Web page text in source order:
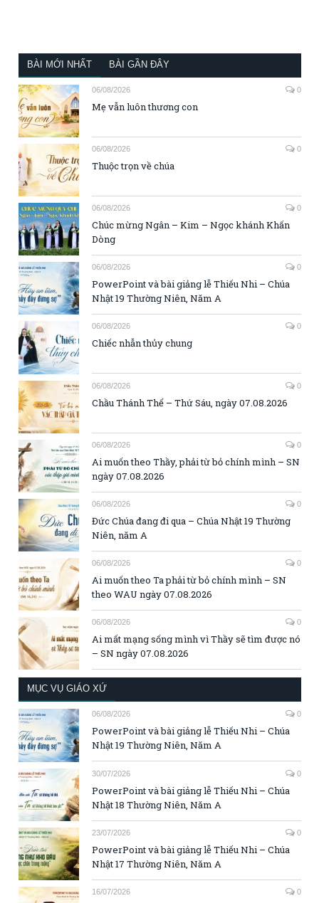
BÀI MỚI NHẤT BÀI GẦN ĐÂY
06/08/2026 0
Mẹ vẫn luôn thương con
06/08/2026 0
Thuộc trọn về chúa
06/08/2026 0
Chúc mừng Ngân – Kim – Ngọc khánh Khấn
Dòng
06/08/2026 0
PowerPoint và bài giảng lễ Thiếu Nhi – Chúa
Nhật 19 Thường Niên, Năm A
06/08/2026 0
Chiếc nhẫn thủy chung
06/08/2026 0
Chầu Thánh Thể – Thứ Sáu, ngày 07.08.2026
06/08/2026 0
Ai muốn theo Thầy, phải từ bỏ chính mình – SN
ngày 07.08.2026
06/08/2026 0
Đức Chúa đang đi qua – Chúa Nhật 19 Thường
Niên, năm A
06/08/2026 0
Ai muốn theo Ta phải từ bỏ chính mình – SN
theo WAU ngày 07.08.2026
06/08/2026 0
Ai mất mạng sống mình vì Thầy sẽ tìm được nó
– SN ngày 07.08.2026
MỤC VỤ GIÁO XỨ
06/08/2026 0
PowerPoint và bài giảng lễ Thiếu Nhi – Chúa
Nhật 19 Thường Niên, Năm A
30/07/2026 0
PowerPoint và bài giảng lễ Thiếu Nhi – Chúa
Nhật 18 Thường Niên, Năm A
23/07/2026 0
PowerPoint và bài giảng lễ Thiếu Nhi – Chúa
Nhật 17 Thường Niên, Năm A
16/07/2026 0